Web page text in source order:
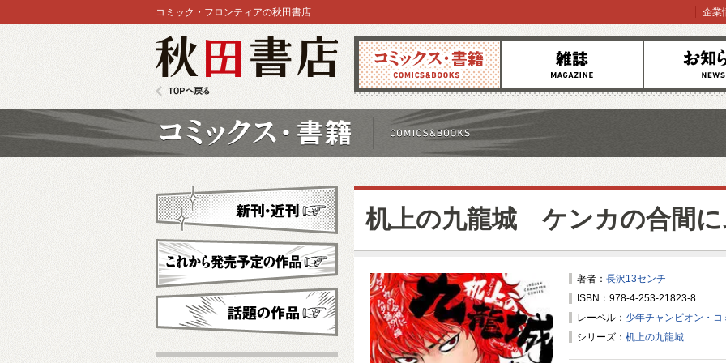
コミックス 雑誌 お知らせ
コミック・フロンティアの秋田書店 企業
机上の九龍城 ケンカの合間
著者： 長沢13センチ
ISBN：978-4-253-21823-8
レーベル： 少年チャンピオン・
シリーズ： 机上の九龍城
新刊・近刊
これから発売予定